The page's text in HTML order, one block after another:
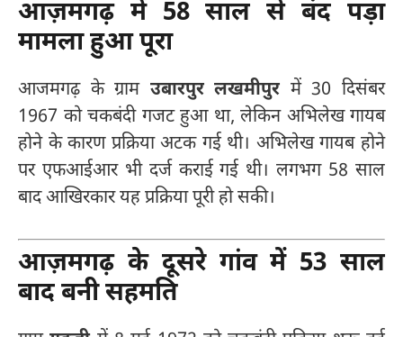
आज़मगढ़ में 58 साल से बंद पड़ा
मामला हुआ पूरा
आजमगढ़ के ग्राम उबारपुर लखमीपुर में 30 दिसंबर
1967 को चकबंदी गजट हुआ था, लेकिन अभिलेख गायब
होने के कारण प्रक्रिया अटक गई थी। अभिलेख गायब होने
पर एफआईआर भी दर्ज कराई गई थी। लगभग 58 साल
बाद आखिरकार यह प्रक्रिया पूरी हो सकी।
आज़मगढ़ के दूसरे गांव में 53 साल
बाद बनी सहमति